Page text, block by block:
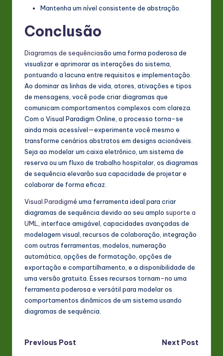
Mantenha um nível consistente de abstração.
Conclusão
Diagramas de sequênciasão uma forma poderosa de
visualizar e aprimorar as interações do sistema,
pontuando a lacuna entre requisitos e implementação.
Ao dominar as linhas de vida, atores, ativações e tipos
de mensagens, você pode criar diagramas que
comunicam comportamentos complexos com clareza.
Com o Visual Paradigm Online, o processo torna-se
ainda mais acessível—experimente você mesmo e
transforme cenários abstratos em designs acionáveis.
Seja ao modelar um caixa eletrônico, um sistema de
reserva ou um fluxo de trabalho hospitalar, os diagramas
de sequência elevarão sua capacidade de projetar e
colaborar de forma eficaz.
Visual Paradigmé uma ferramenta ideal para criar
diagramas de sequência devido ao seu amplo suporte a
UML
, interface amigável, capacidades avançadas de
modelagem visual, recursos de colaboração, integração
com outras ferramentas, modelos, numeração
automática, opções de formatação, opções de
exportação e compartilhamento, e a disponibilidade de
uma versão gratuita. Esses recursos tornam-no uma
ferramenta poderosa e versátil para modelar os
comportamentos dinâmicos de um sistema usando
diagramas de sequência.
Post
Previous Post
Next Post